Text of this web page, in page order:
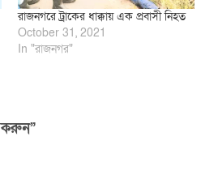
রাজনগরে ট্রাকের ধাক্কায় এক প্রবাসী নিহত
October 31, 2021
In "রাজনগর"
করুন”